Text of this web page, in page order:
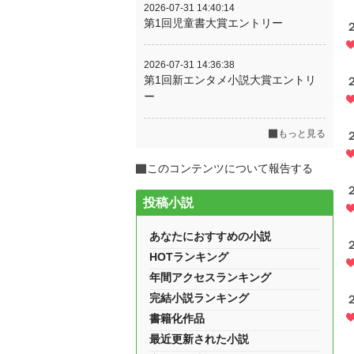
2026-07-31 14:40:14
第1回児童書大賞エントリー
2026-07-31 14:36:38
第1回新エンタメ小説大賞エントリ
ー
もっと見る
このコンテンツについて報告する
投稿小説
あなたにおすすめの小説
HOTランキング
年間アクセスランキング
完結小説ランキング
書籍化作品
最近更新された小説